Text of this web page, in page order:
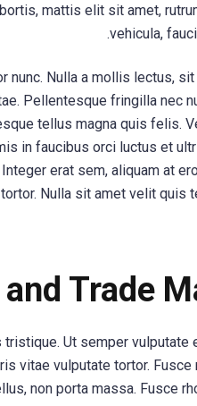
mattis elit sit amet,
vehicula,
Nulla a mollis lectus, sit
Pellentesque fringilla nec
tellus magna quis felis.
in faucibus orci luctus et
erat sem, aliquam at
Nulla sit amet velit quis
Trade
Ut semper vulputate
vitae vulputate tortor. Fusce
non porta massa. Fusce